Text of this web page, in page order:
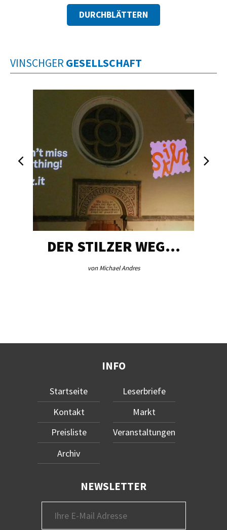
DURCHBLÄTTERN
VINSCHGER GESELLSCHAFT
DER STILZER WEG…
von Michael Andres
INFO
Startseite
Kontakt
Preisliste
Archiv
Leserbriefe
Markt
Veranstaltungen
NEWSLETTER